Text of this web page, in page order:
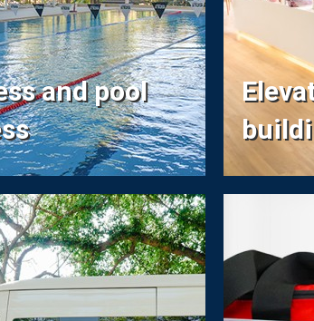
and pool